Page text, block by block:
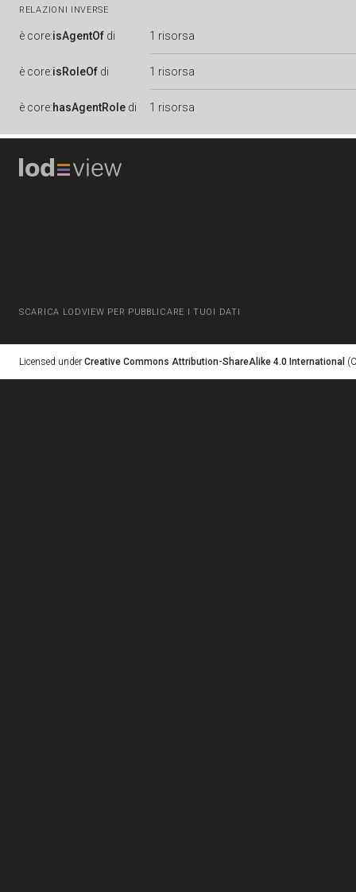
RELAZIONI INVERSE
è core:isAgentOf di 1 risorsa
è core:isRoleOf di 1 risorsa
è core:hasAgentRole di 1 risorsa
SCARICA LODVIEW PER PUBBLICARE I TUOI DATI
Licensed under Creative Commons Attribution-ShareAlike 4.0 International